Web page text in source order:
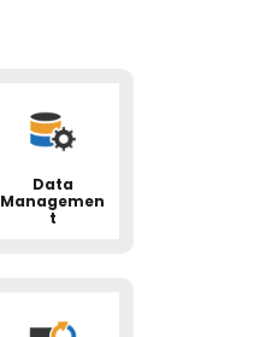
Data
Managemen
t